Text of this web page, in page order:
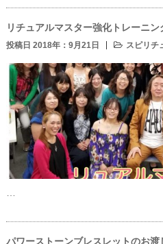
リチュアルマスター強化トレーニン
投稿日 2018年：9月21日 スピリチ
…
パワーストーンブレスレットのお